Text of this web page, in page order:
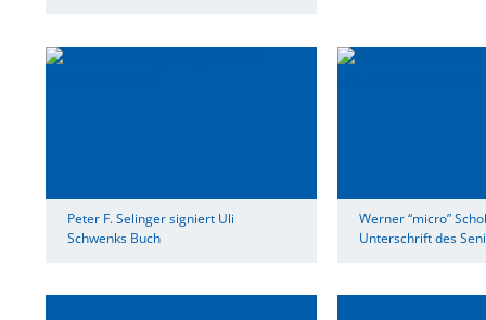
Peter F. Selinger signiert Uli
Schwenks Buch
Werner “micro”
Unterschrift des